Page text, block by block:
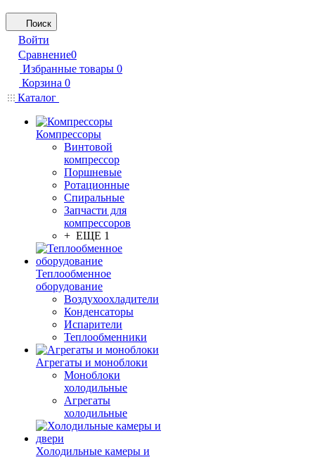
Поиск
Войти
Сравнение0
Избранные товары 0
Корзина 0
Каталог
Компрессоры
Винтовой
компрессор
Поршневые
Ротационные
Спиральные
Запчасти для
компрессоров
+ ЕЩЕ 1
Теплообменное
оборудование
Воздухоохладители
Конденсаторы
Испарители
Теплообменники
Агрегаты и моноблоки
Моноблоки
холодильные
Агрегаты
холодильные
Холодильные камеры и